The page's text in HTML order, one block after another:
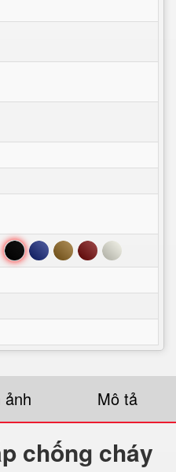
Đen Xanh Nâu Đỏ Trắng
ảnh Mô tả
chống cháy